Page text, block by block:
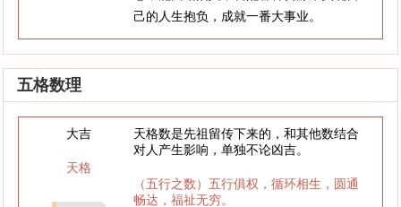
己的人生抱负，成就一番大事业。
五格数理
大吉
天格
天格数是先祖留传下来的，和其他数结合
对人产生影响，单独不论凶吉。
（五行之数）五行俱权，循环相生，圆通
畅达，福祉无穷。